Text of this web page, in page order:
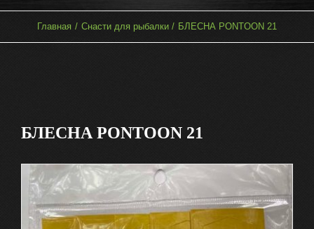
Главная Снасти для рыбалки БЛЕСНА PONTOON 21
БЛЕСНА PONTOON 21